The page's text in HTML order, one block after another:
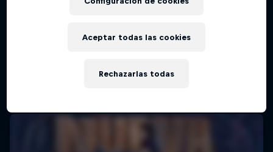
Rechazarlas todas
Aceptar todas las cookies